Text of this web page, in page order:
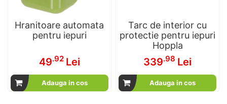
Hranitoare automata
pentru iepuri
49.92 Lei
Adauga in cos
Tarc de interior cu
protectie pentru iepuri
Hoppla
339.98 Lei
Adauga in cos